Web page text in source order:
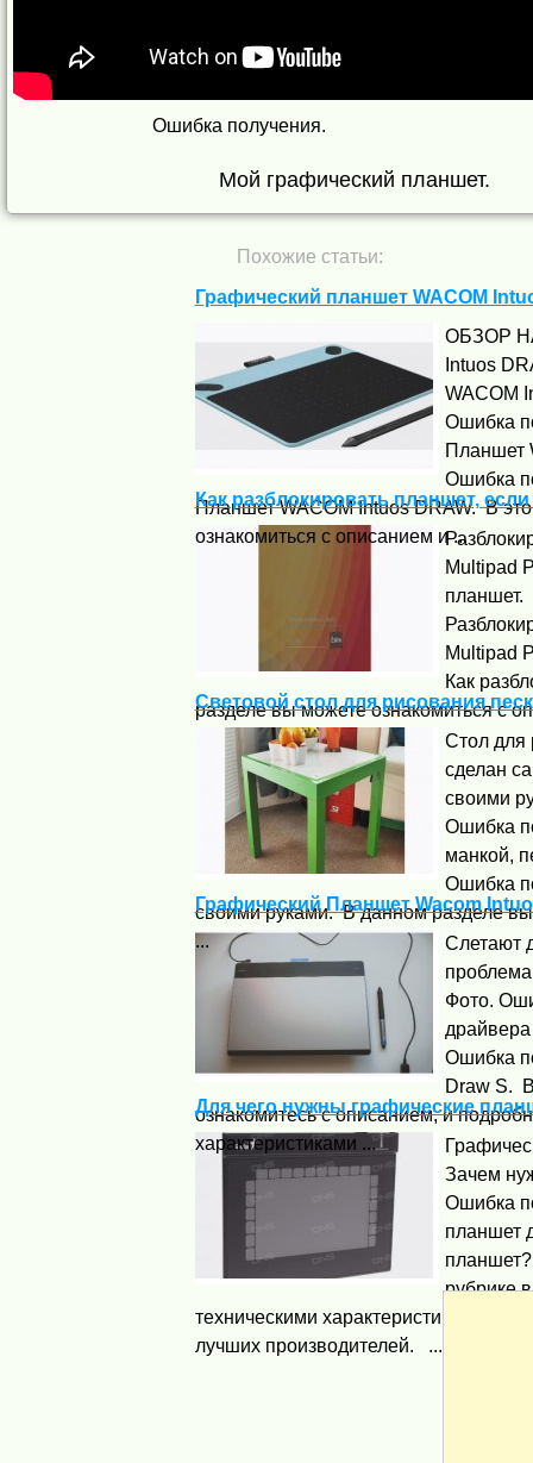
Ошибка получения.
Мой графический планшет.
Похожие статьи:
Графический планшет WACOM
ОБЗОР
Intuos
WACOM
Ошибка
Планшет
Ошибка
Планшет WACOM Intuos DRAW. В
ознакомиться с описанием и ...
Как разблокировать планшет,
Multipad
планшет.
Multipad
Как
разделе вы можете ознакомиться с
Световой стол для рисования
Стол для
сделан
своими
Ошибка
манкой,
Ошибка
своими руками. В данном разделе вы
...
Графический Планшет Wacom
Слетают
Фото.
Ошибка
Draw S.
ознакомитесь с описанием, и
характеристиками ...
Для чего нужны графические
Зачем
Ошибка
планшет
рубрике
техническими характеристиками
лучших производителей. ...